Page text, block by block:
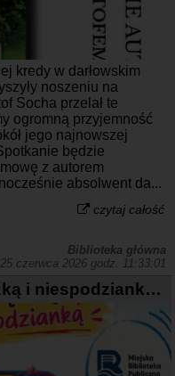
kredy w darłowskim
noszeniu na
Socha przelał te
ogromną przyjemność
jego najnowszej
będzie
z autorem
absolwent da...
czytaj całość
Biblioteka główna
czerwca 2026 godz. 11:33:01
Wakacyjna walizka z książką i niespodzianką - ruszamy 6 lipca!